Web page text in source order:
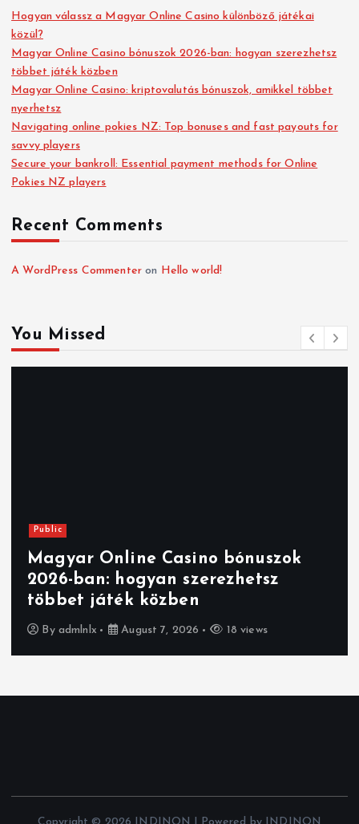
Hogyan válassz a Magyar Online Casino különböző játékai
közül?
Magyar Online Casino bónuszok 2026-ban: hogyan szerezhetsz
többet játék közben
Magyar Online Casino: kriptovalutás bónuszok, amikkel többet
nyerhetsz
Navigating online pokies NZ: Top bonuses and fast payouts for
savvy players
Secure your bankroll: Essential payment methods for Online
Pokies NZ players
Recent Comments
A WordPress Commenter on Hello world!
You Missed
Public
Magyar Online Casino bónuszok
2026-ban: hogyan szerezhetsz
többet játék közben
By admlnlx August 7, 2026 18 views